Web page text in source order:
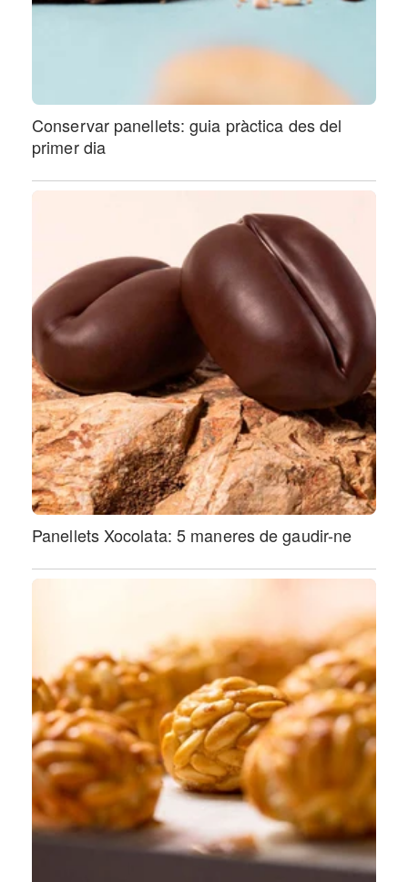
Conservar panellets: guia pràctica des del
primer dia
Panellets Xocolata: 5 maneres de gaudir-ne